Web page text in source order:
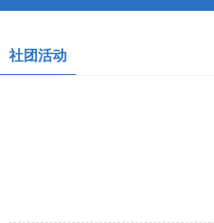
社团活动